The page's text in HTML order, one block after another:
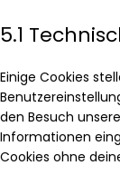
5.1
Einige Cookies
den Besuch
Informationen
Cookies ohne